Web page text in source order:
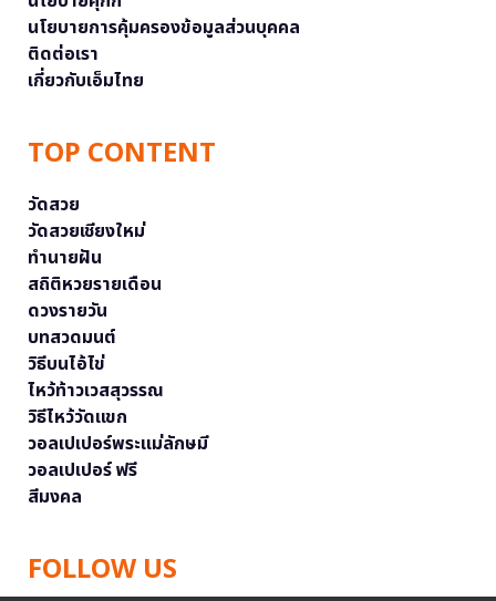
นโยบายการคุ้มครองข้อมูลส่วนบุคคล
ติดต่อเรา
เกี่ยวกับเอ็มไทย
TOP CONTENT
วัดสวย
วัดสวยเชียงใหม่
ทำนายฝัน
สถิติหวยรายเดือน
ดวงรายวัน
บทสวดมนต์
วิธีบนไอ้ไข่
ไหว้ท้าวเวสสุวรรณ
วิธีไหว้วัดแขก
วอลเปเปอร์พระแม่ลักษมี
วอลเปเปอร์ ฟรี
สีมงคล
FOLLOW US